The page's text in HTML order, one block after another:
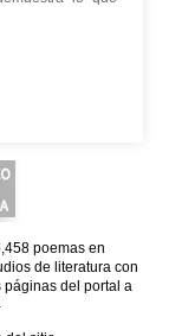
poemas en
de literatura con
páginas del portal a